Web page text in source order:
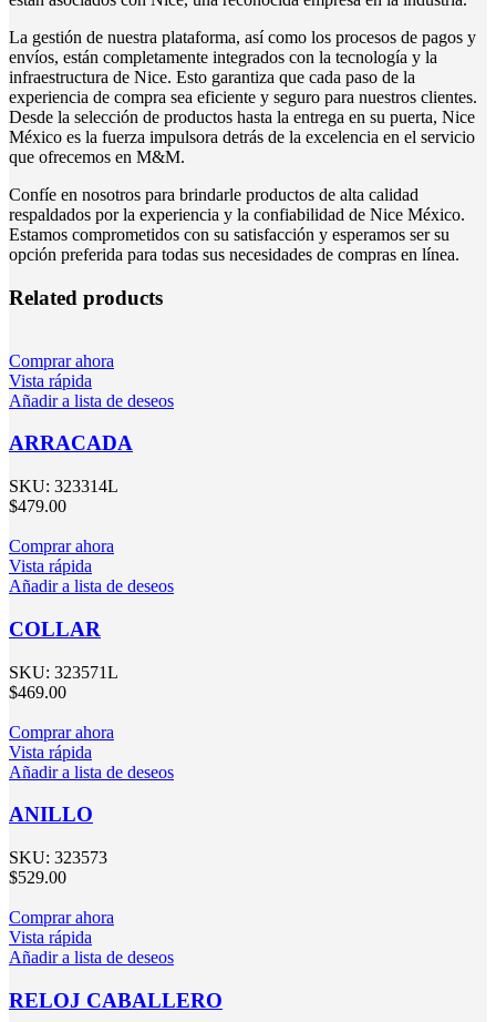
La gestión de nuestra plataforma, así como los procesos de pagos y
envíos, están completamente integrados con la tecnología y la
infraestructura de Nice. Esto garantiza que cada paso de la
experiencia de compra sea eficiente y seguro para nuestros clientes.
Desde la selección de productos hasta la entrega en su puerta, Nice
México es la fuerza impulsora detrás de la excelencia en el servicio
que ofrecemos en M&M.
Confíe en nosotros para brindarle productos de alta calidad
respaldados por la experiencia y la confiabilidad de Nice México.
Estamos comprometidos con su satisfacción y esperamos ser su
opción preferida para todas sus necesidades de compras en línea.
Related products
Comprar ahora
Vista rápida
Añadir a lista de deseos
ARRACADA
SKU: 323314L
$479.00
Comprar ahora
Vista rápida
Añadir a lista de deseos
COLLAR
SKU: 323571L
$469.00
Comprar ahora
Vista rápida
Añadir a lista de deseos
ANILLO
SKU: 323573
$529.00
Comprar ahora
Vista rápida
Añadir a lista de deseos
RELOJ CABALLERO